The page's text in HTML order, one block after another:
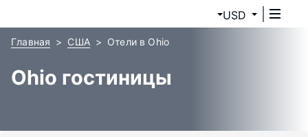
USD
Главная США Отели в Ohio
Ohio гостиницы